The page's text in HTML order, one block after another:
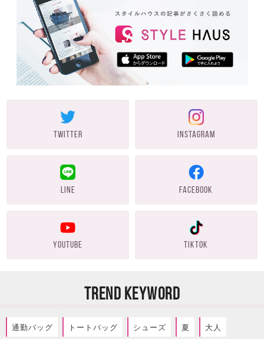
TWITTER INSTAGRAM
LINE FACEBOOK
YOUTUBE TIKTOK
TREND KEYWORD
通勤バッグ トートバッグ シューズ 夏 大人